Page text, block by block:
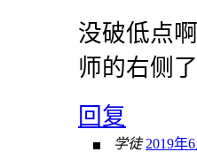
没破低点
师的右侧
回复
学徒 2019年